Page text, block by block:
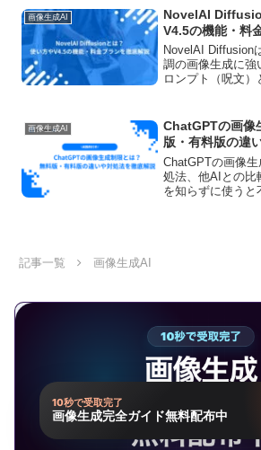
ゲームや動画、
ターを何度も...
画像生成AI
NovelAI
V4.5の機能・料
NovelAI Diffusion
調の画像生成に
ロンプト（呪文
す。特に2025年5
画像生成AI
ChatGPTの画像
版・有料版の違
ChatGPTの画像
処法、他AIとの比
を知らずに使うと
記事一覧
画像生成AI
10秒で受取完了
画像生成完全ガイド無料配布中